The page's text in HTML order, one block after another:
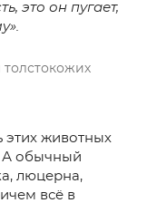
это он пугает,
этих животных
А обычный
люцерна,
всё в